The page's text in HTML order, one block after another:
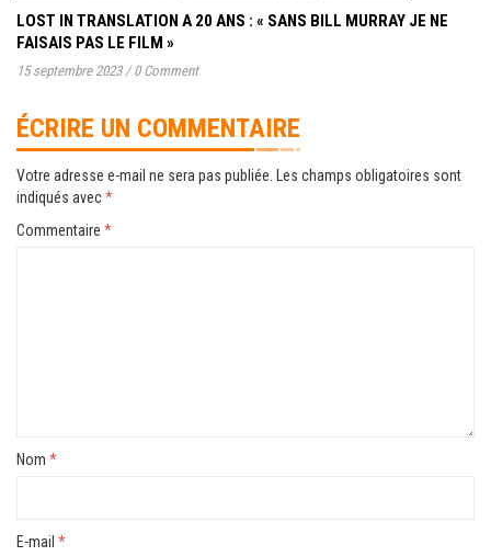
LOST IN TRANSLATION A 20 ANS : « SANS BILL MURRAY JE NE
FAISAIS PAS LE FILM »
15 septembre 2023 / 0 Comment
ÉCRIRE UN COMMENTAIRE
Votre adresse e-mail ne sera pas publiée. Les champs obligatoires sont
indiqués avec*
Commentaire *
Nom *
E-mail *